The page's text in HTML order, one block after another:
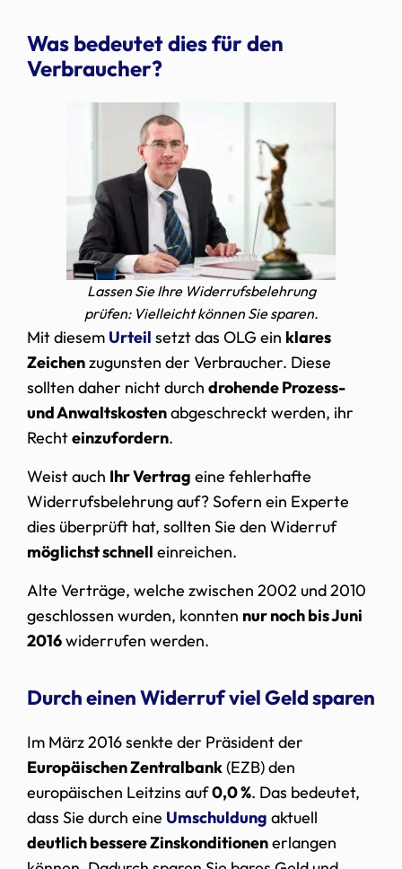
Was bedeutet dies für den
Verbraucher?
Lassen Sie Ihre Widerrufsbelehrung
prüfen: Vielleicht können Sie sparen.
Mit diesem Urteil setzt das OLG ein klares
Zeichenzugunsten der Verbraucher. Diese
sollten daher nicht durch drohende Prozess-
und Anwaltskostenabgeschreckt werden, ihr
Rechteinzufordern.
Weist auch Ihr Vertrag eine fehlerhafte
Widerrufsbelehrung auf? Sofern ein Experte
dies überprüft hat, sollten Sie den Widerruf
möglichst schnell einreichen.
Alte Verträge, welche zwischen 2002 und 2010
geschlossen wurden, konnten nur noch bis Juni
2016widerrufen werden.
Durch einen Widerruf viel Geld sparen
Im März 2016 senkte der Präsident der
Europäischen Zentralbank(EZB) den
europäischen Leitzins auf0,0 %. Das bedeutet,
dass Sie durch eine Umschuldung aktuell
deutlich bessere Zinskonditionenerlangen